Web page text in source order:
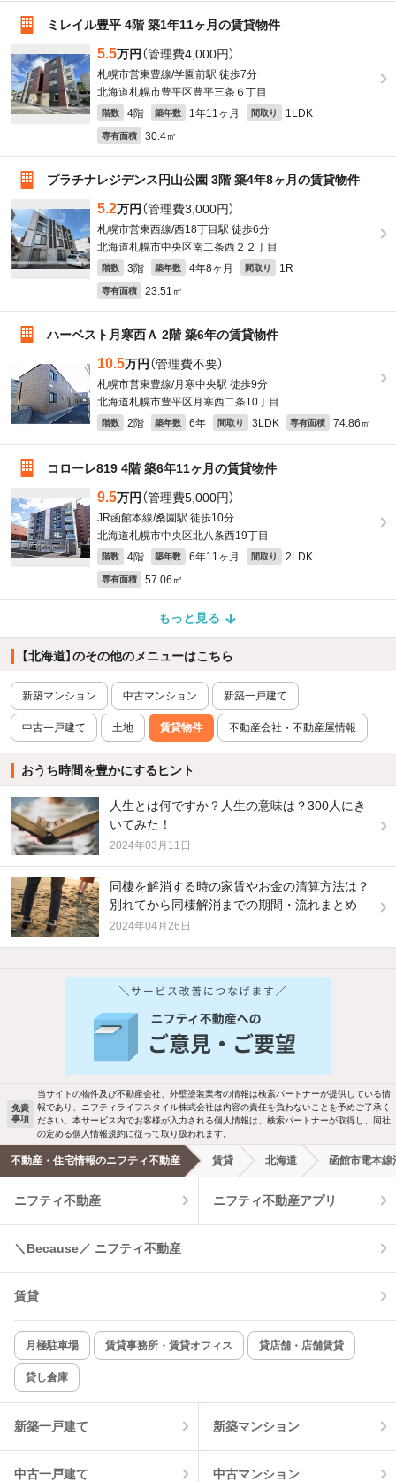
ミレイル豊平 4階 築1年11ヶ月の賃貸物件
5.5万円 （管理費4,000円）
札幌市営東豊線/学園前駅 徒歩7分
北海道札幌市豊平区豊平三条６丁目
階数 4階 築年数 1年11ヶ月 間取り 1LDK
専有面積 30.4㎡
プラチナレジデンス円山公園 3階 築4年8ヶ月の賃貸物件
5.2万円 （管理費3,000円）
札幌市営東西線/西18丁目駅 徒歩6分
北海道札幌市中央区南二条西２２丁目
階数 3階 築年数 4年8ヶ月 間取り 1R
専有面積 23.51㎡
ハーベスト月寒西Ａ 2階 築6年の賃貸物件
10.5万円 （管理費不要）
札幌市営東豊線/月寒中央駅 徒歩9分
北海道札幌市豊平区月寒西二条10丁目
階数 2階 築年数 6年 間取り 3LDK 専有面積 74.86㎡
コローレ819 4階 築6年11ヶ月の賃貸物件
9.5万円 （管理費5,000円）
JR函館本線/桑園駅 徒歩10分
北海道札幌市中央区北八条西19丁目
階数 4階 築年数 6年11ヶ月 間取り 2LDK
専有面積 57.06㎡
もっと見る
【北海道】のその他のメニューはこちら
新築マンション 中古マンション 新築一戸建て
中古一戸建て 土地 賃貸物件 不動産会社・不動産屋情報
おうち時間を豊かにするヒント
人生とは何ですか？人生の意味は？300人にき
いてみた！
2024年03月11日
同棲を解消する時の家賃やお金の清算方法は？
別れてから同棲解消までの期間・流れまとめ
2024年04月26日
免責
事項
当サイトの物件及び不動産会社、外壁塗装業者の情報は検索パートナーが提供している情
報であり、ニフティライフスタイル株式会社は内容の責任を負わないことを予めご了承く
ださい。本サービス内でお客様が入力される個人情報は、検索パートナーが取得し、同社
の定める個人情報規約に従って取り扱われます。
不動産・住宅情報のニフティ不動産 賃貸 北海道 函館市電本線
ニフティ不動産 ニフティ不動産アプリ
＼Because／ ニフティ不動産
賃貸
月極駐車場 賃貸事務所・賃貸オフィス 貸店舗・店舗賃貸
貸し倉庫
新築一戸建て 新築マンション
中古一戸建て 中古マンション